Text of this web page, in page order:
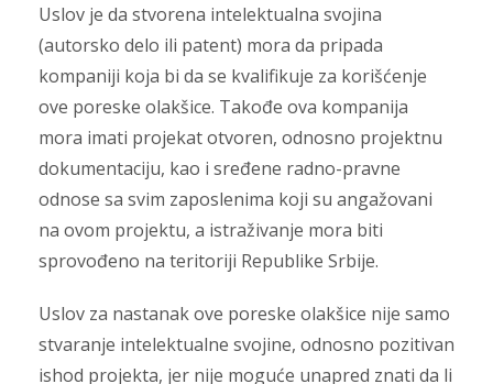
Uslov je da stvorena intelektualna svojina
(autorsko delo ili patent) mora da pripada
kompaniji koja bi da se kvalifikuje za korišćenje
ove poreske olakšice. Takođe ova kompanija
mora imati projekat otvoren, odnosno projektnu
dokumentaciju, kao i sređene radno-pravne
odnose sa svim zaposlenima koji su angažovani
na ovom projektu, a istraživanje mora biti
sprovođeno na teritoriji Republike Srbije.
Uslov za nastanak ove poreske olakšice nije samo
stvaranje intelektualne svojine, odnosno pozitivan
ishod projekta, jer nije moguće unapred znati da li